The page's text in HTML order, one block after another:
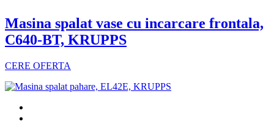
Masina spalat vase cu incarcare frontala,
C640-BT, KRUPPS
CERE OFERTA